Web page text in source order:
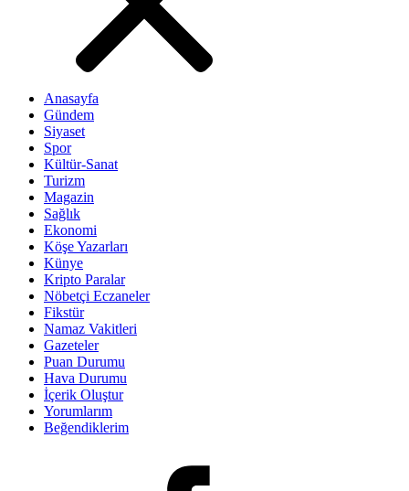
Anasayfa
Gündem
Siyaset
Spor
Kültür-Sanat
Turizm
Magazin
Sağlık
Ekonomi
Köşe Yazarları
Künye
Kripto Paralar
Nöbetçi Eczaneler
Fikstür
Namaz Vakitleri
Gazeteler
Puan Durumu
Hava Durumu
İçerik Oluştur
Yorumlarım
Beğendiklerim